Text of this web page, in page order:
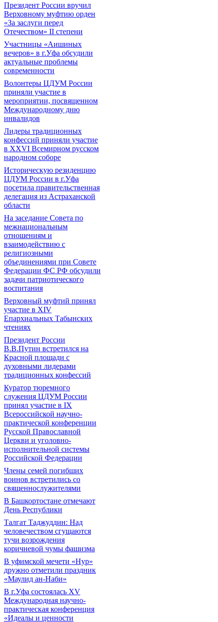
Президент России вручил
Верховному муфтию орден
«За заслуги перед
Отечеством» II степени
Участницы «Аишиных
вечеров» в г.Уфа обсудили
актуальные проблемы
современности
Волонтеры ЦДУМ России
приняли участие в
мероприятии, посвященном
Международному дню
инвалидов
Лидеры традиционных
конфессий приняли участие
в XXVI Всемирном русском
народном соборе
Историческую резиденцию
ЦДУМ России в г.Уфа
посетила правительственная
делегация из Астраханской
области
На заседание Совета по
межнациональным
отношениям и
взаимодействию с
религиозными
объединениями при Совете
Федерации ФС РФ обсудили
задачи патриотического
воспитания
Верховный муфтий принял
участие в ХIV
Епархиальных Табынских
чтениях
Президент России
В.В.Путин встретился на
Красной площади с
духовными лидерами
традиционных конфессий
Куратор тюремного
служения ЦДУМ России
принял участие в IX
Всероссийской научно-
практической конференции
Русской Православной
Церкви и уголовно-
исполнительной системы
Российской Федерации
Члены семей погибших
воинов встретились со
священнослужителями
В Башкортостане отмечают
День Республики
Талгат Таджуддин: Над
человечеством сгущаются
тучи возрождения
коричневой чумы фашизма
В уфимской мечети «Нур»
дружно отметили праздник
«Маулид ан-Наби»
В г.Уфа состоялась XV
Международная научно-
практическая конференция
«Идеалы и ценности